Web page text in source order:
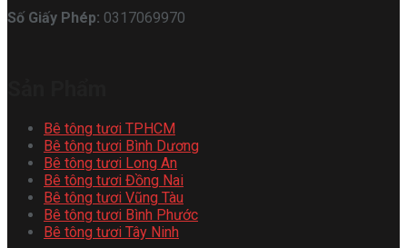
Số Giấy Phép: 0317069970
Bê tông tươi TPHCM
Bê tông tươi Bình Dương
Bê tông tươi Long An
Bê tông tươi Đồng Nai
Bê tông tươi Vũng Tàu
Bê tông tươi Bình Phước
Bê tông tươi Tây Ninh